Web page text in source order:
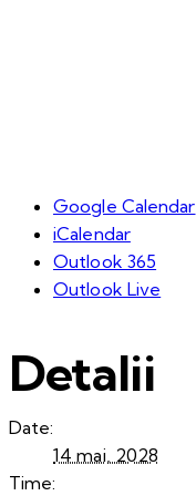
Google Calendar
iCalendar
Outlook 365
Outlook Live
Detalii
Date:
14 mai, 2028
Time: